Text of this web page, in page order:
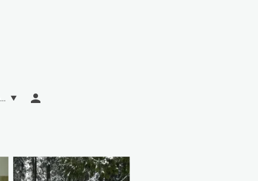
Yoga (Kurse, Reisen, Workshops) hier buchen